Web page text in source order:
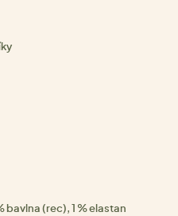
bavlna (rec), 1 % elastan